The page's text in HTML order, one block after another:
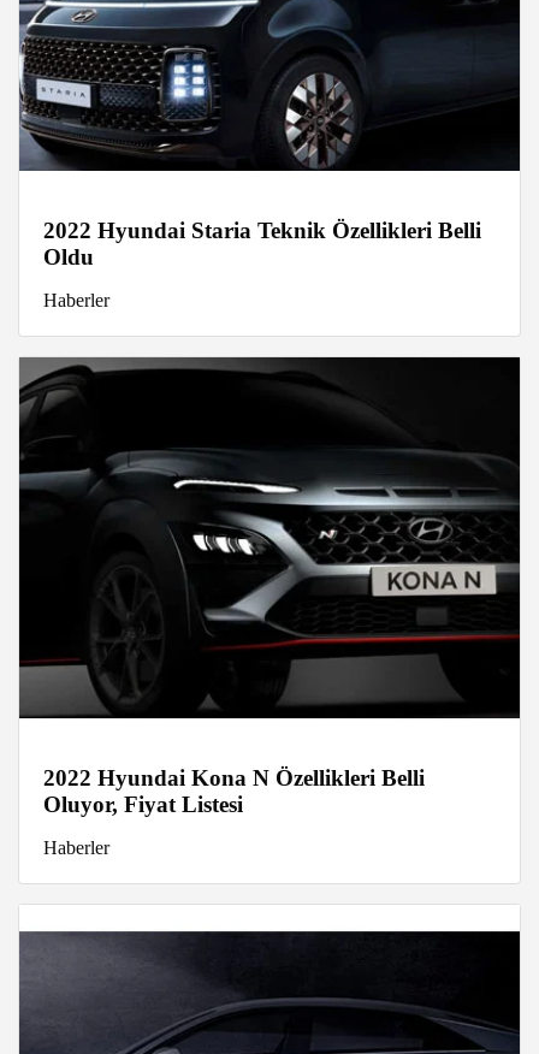
2022 Hyundai Staria Teknik Özellikleri Belli
Oldu
Haberler
2022 Hyundai Kona N Özellikleri Belli
Oluyor, Fiyat Listesi
Haberler